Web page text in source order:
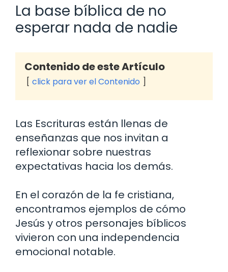
La base bíblica de no
esperar nada de nadie
Contenido de este Artículo
click para ver el Contenido
Las Escrituras están llenas de
enseñanzas que nos invitan a
reflexionar sobre nuestras
expectativas hacia los demás.
En el corazón de la fe cristiana,
encontramos ejemplos de cómo
Jesús y otros personajes bíblicos
vivieron con una independencia
emocional notable.